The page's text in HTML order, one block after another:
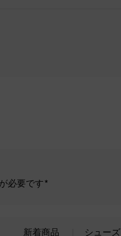
必要です*
新着商品 シューズ